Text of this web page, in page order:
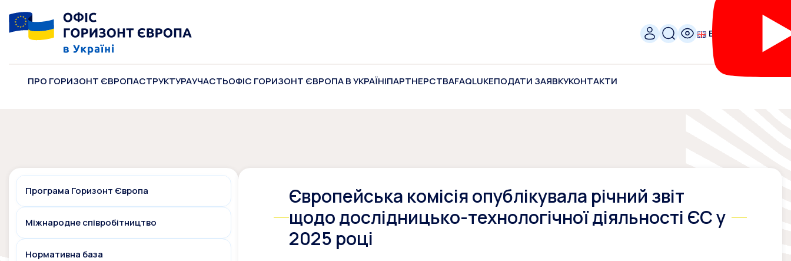
ENG
ПРО ГОРИЗОНТ ЄВРОПАСТРУКТУРАУЧАСТЬОФІС ГОРИЗОНТ ЄВРОПА В УКРАЇНІПАРТНЕРСТВАFAQLUKEПОДАТИ ЗАЯВКУКОНТАКТИ
Програма Горизонт Європа
Міжнародне співробітництво
Нормативна база
Європейська комісія опублікувала річний звіт
щодо дослідницько-технологічної діяльності ЄС у
2025 році